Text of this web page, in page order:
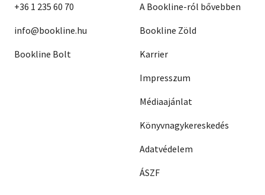
+36 1 235 60 70
info@bookline.hu
Bookline Bolt
A Bookline-ról bővebben
Bookline Zöld
Karrier
Impresszum
Médiaajánlat
Könyvnagykereskedés
Adatvédelem
ÁSZF